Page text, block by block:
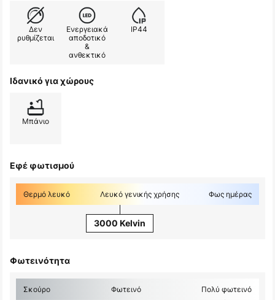
Δεν
ρυθμίζεται
Ενεργειακά
αποδοτικό
&
ανθεκτικό
IP44
Ιδανικό για χώρους
Μπάνιο
Εφέ φωτισμού
Θερμό λευκό Λευκό γενικής χρήσης Φως ημέρας
3000 Kelvin
Φωτεινότητα
Σκούρο Φωτεινό Πολύ φωτεινό